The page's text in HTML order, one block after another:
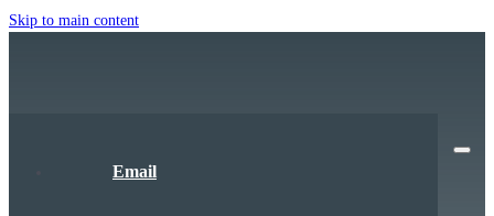
Skip to main content
Email